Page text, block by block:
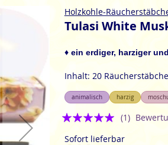
Holzkohle-
Tulasi White
♦ ein erdiger, harziger
Inhalt: 20
animalisch harzig
Bewertung:
(1)
Sofort lieferbar